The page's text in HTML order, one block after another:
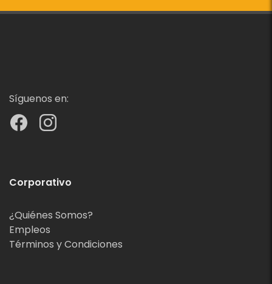
Síguenos en:
Corporativo
¿Quiénes Somos?
Empleos
Términos y Condiciones